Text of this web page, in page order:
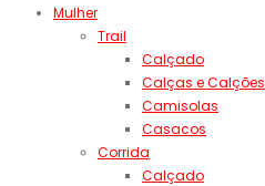
Mulher
Trail
Calçado
Calças e Calções
Camisolas
Casacos
Corrida
Calçado